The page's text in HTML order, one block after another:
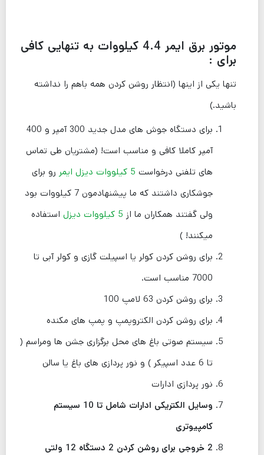
موتور برق ایمر 4.4 کیلووات به تنهایی کافی
برای :
تنها یکی از اینها (انتظار روشن کردن همه باهم را نداشته
باشید.)
برای دستگاه جوش های مدل جدید 300 آمپر و 400
آمپر کاملا کافی و مناسب است! (مشتریان طی تماس
های تلفنی درخواست 5 کیلووات دیزل ایمر
رو برای
جوشکاری داشتند که ما پیشنهادمون 7 کیلووات بود
ولی گفتند همکاران ما از 5 کیلووات دیزل
استفاده
میکنند! )
برای روشن کردن کولر یا اسپیلت گازی و کولر آبی تا
7000 مناسب است.
برای روشن کردن 63 لامپ 100
برای روشن کردن الکتروپمپ و پمپ های مکنده
سیستم صوتی باغ های محل برگزاری جشن ها ومراسم (
تا 6 عدد اسپیکر ) و نور پردازی های باغ یا سالن
نور پردازی ادارات
وسایل الکتریکی ادارات شامل تا 10 سیستم
کامپیوتری
2 خروجی برای روشن کردن 2 دستگاه 12 ولتی